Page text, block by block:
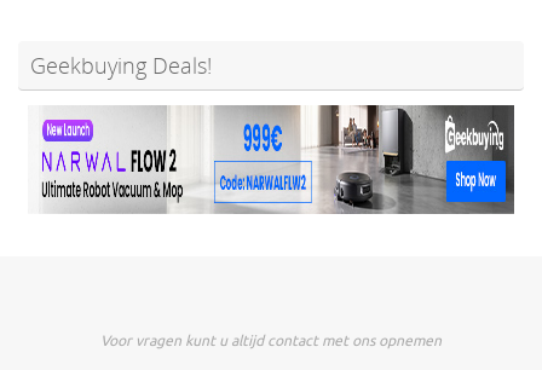
Geekbuying Deals!
Voor vragen kunt u altijd contact met ons opnemen